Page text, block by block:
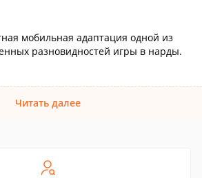
мобильная адаптация одной из
разновидностей игры в нарды.
Читать далее